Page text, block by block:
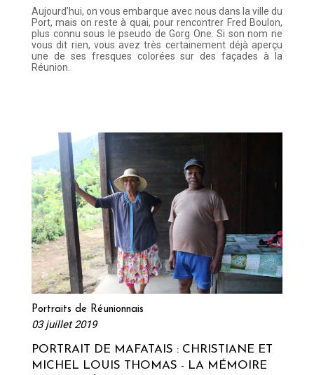
Aujourd’hui, on vous embarque avec nous dans la ville du
Port, mais on reste à quai, pour rencontrer Fred Boulon,
plus connu sous le pseudo de Gorg One. Si son nom ne
vous dit rien, vous avez très certainement déjà aperçu
une de ses fresques colorées sur des façades à la
Réunion.
Portraits de Réunionnais
03 juillet 2019
PORTRAIT DE MAFATAIS : CHRISTIANE ET
MICHEL LOUIS THOMAS - LA MÉMOIRE